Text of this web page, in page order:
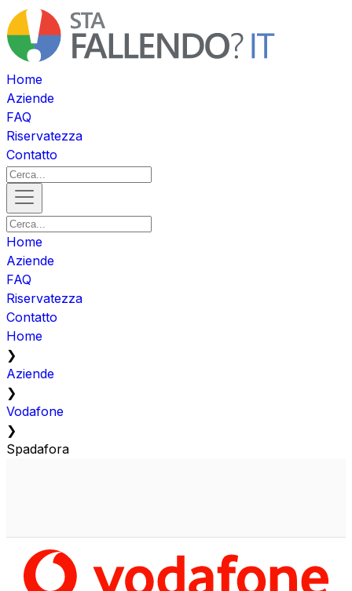
Home
Aziende
FAQ
Riservatezza
Contatto
Home
Aziende
FAQ
Riservatezza
Contatto
Home
❯
Aziende
❯
Vodafone
❯
Spadafora